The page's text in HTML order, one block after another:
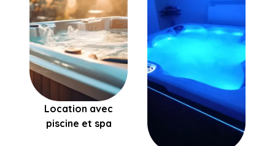
Location avec
piscine et spa